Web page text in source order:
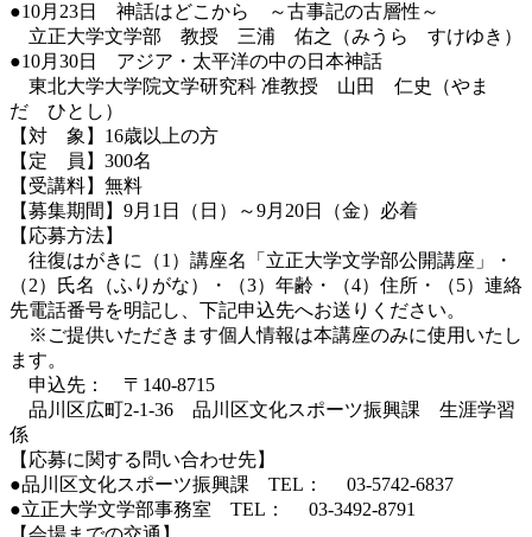
●10月23日 神話はどこから ～古事記の古層性～
立正大学文学部 教授 三浦 佑之（みうら すけゆき）
●10月30日 アジア・太平洋の中の日本神話
東北大学大学院文学研究科 准教授 山田 仁史（やま
だ ひとし）
【対 象】16歳以上の方
【定 員】300名
【受講料】無料
【募集期間】9月1日（日）～9月20日（金）必着
【応募方法】
往復はがきに（1）講座名「立正大学文学部公開講座」・
（2）氏名（ふりがな）・（3）年齢・（4）住所・（5）連絡
先電話番号を明記し、下記申込先へお送りください。
※ご提供いただきます個人情報は本講座のみに使用いたし
ます。
申込先： 〒140-8715
品川区広町2-1-36 品川区文化スポーツ振興課 生涯学習
係
【応募に関する問い合わせ先】
●品川区文化スポーツ振興課 TEL： 03-5742-6837
●立正大学文学部事務室 TEL： 03-3492-8791